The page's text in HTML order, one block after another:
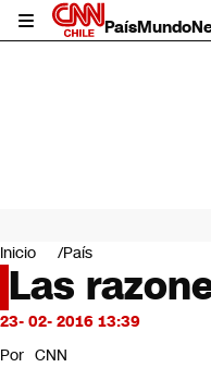
PaísMundo
Mundo
Negocios
Deportes
Programas completos
Servicios
Inicio País
Las
23- 02- 2016 13:39
Por CNN